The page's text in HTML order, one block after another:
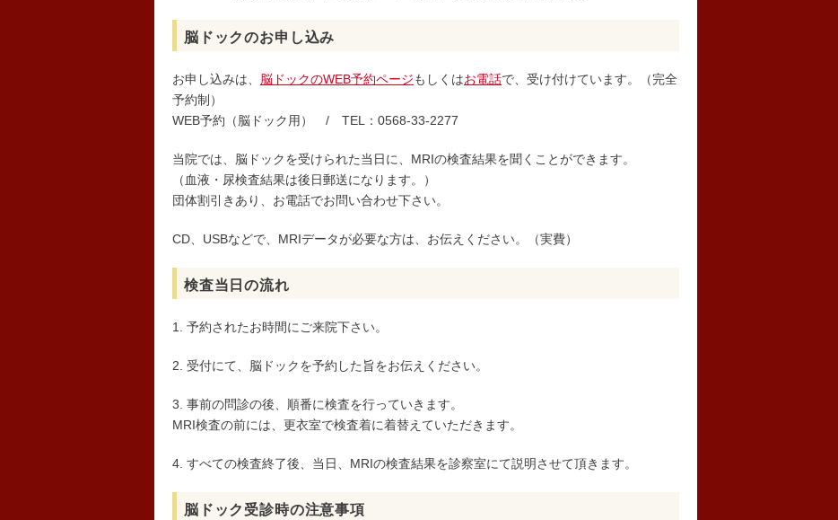
脳ドックのお申し込み
お申し込みは、 脳ドックのWEB予約ページもしくはお電話で、受け付けています。（完全
予約制）
WEB予約（脳ドック用） / TEL：0568-33-2277
当院では、脳ドックを受けられた当日に、MRIの検査結果を聞くことができます。
（血液・尿検査結果は後日郵送になります。）
団体割引きあり、お電話でお問い合わせ下さい。
CD、USBなどで、MRIデータが必要な方は、お伝えください。（実費）
検査当日の流れ
1. 予約されたお時間にご来院下さい。
2. 受付にて、脳ドックを予約した旨をお伝えください。
3. 事前の問診の後、順番に検査を行っていきます。
MRI検査の前には、更衣室で検査着に着替えていただきます。
4. すべての検査終了後、当日、MRIの検査結果を診察室にて説明させて頂きます。
脳ドック受診時の注意事項